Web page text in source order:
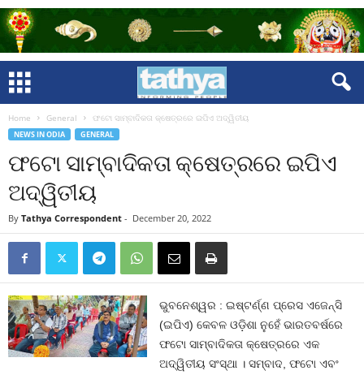
Home General ଫଟୋ ସାମ୍ବାଦିକତା କ୍ଷେତ୍ରରେ ଇପିଏ ଅଦ୍ୱିତୀୟ
NEWS IN ODIA GENERAL
ଫଟୋ ସାମ୍ବାଦିକତା କ୍ଷେତ୍ରରେ ଇପିଏ
ଅଦ୍ୱିତୀୟ
By Tathya Correspondent - December 20, 2022
ଭୁବନେଶ୍ୱର : ଇଷ୍ଟର୍ଣ୍ଣ ପ୍ରେସ ଏଜେନ୍ସି
(ଇପିଏ) କେବଳ ଓଡ଼ିଶା ନୁହେଁ ଭାରତବର୍ଷରେ
ଫଟୋ ସାମ୍ବାଦିକତା କ୍ଷେତ୍ରରେ ଏକ
ଅଦ୍ୱିତୀୟ ସଂସ୍ଥା । ସମ୍ବାଦ, ଫଟୋ ଏବଂ